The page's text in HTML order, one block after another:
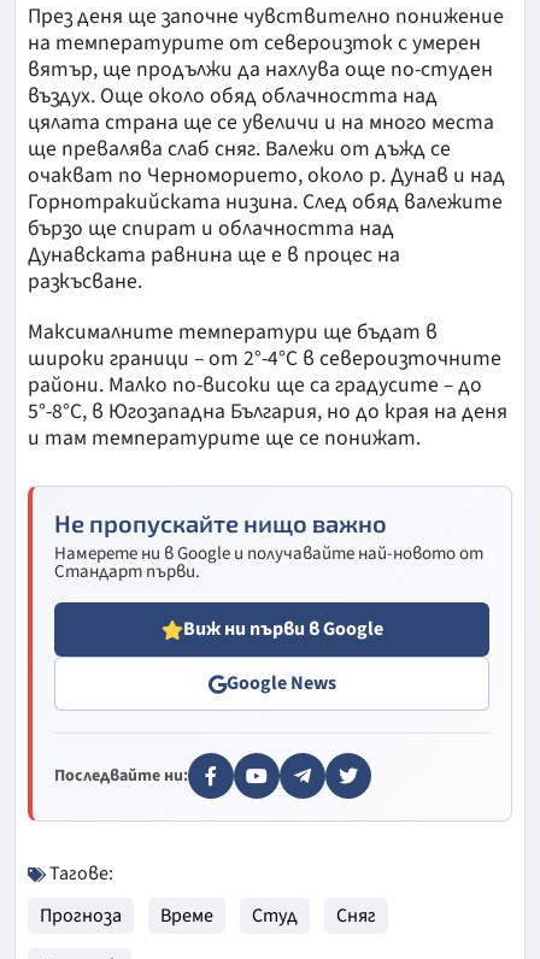
През деня ще започне чувствително понижение
на температурите от североизток с умерен
вятър, ще продължи да нахлува още по-студен
въздух. Още около обяд облачността над
цялата страна ще се увеличи и на много места
ще превалява слаб сняг. Валежи от дъжд се
очакват по Черноморието, около р. Дунав и над
Горнотракийската низина. След обяд валежите
бързо ще спират и облачността над
Дунавската равнина ще е в процес на
разкъсване.
Максималните температури ще бъдат в
широки граници – от 2°-4°C в североизточните
райони. Малко по-високи ще са градусите – до
5°-8°C, в Югозападна България, но до края на деня
и там температурите ще се понижат.
Не пропускайте нищо важно
Намерете ни в Google и получавайте най-новото от
Стандарт първи.
Виж ни първи в Google
Google News
Последвайте ни:
Тагове:
Прогноза
Време Студ
Сняг